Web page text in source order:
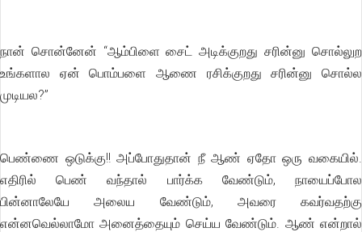
நான் சொன்னேன் “ஆம்பிளை சைட் அடிக்குறது சரின்னு சொல்லுற
உங்களால ஏன் பொம்பளை ஆணை ரசிக்குறது சரின்னு சொல்ல
முடியல?”
பெண்ணை ஒடுக்கு!! அப்போதுதான் நீ ஆண் ஏதோ ஒரு வகையில்.
எதிரில் பெண் வந்தால் பார்க்க வேண்டும், நாயைப்போல
பின்னாலேயே அலைய வேண்டும், அவரை கவர்வதற்கு
என்னவெல்லாமோ அனைத்தையும் செய்ய வேண்டும். ஆண் என்றால்